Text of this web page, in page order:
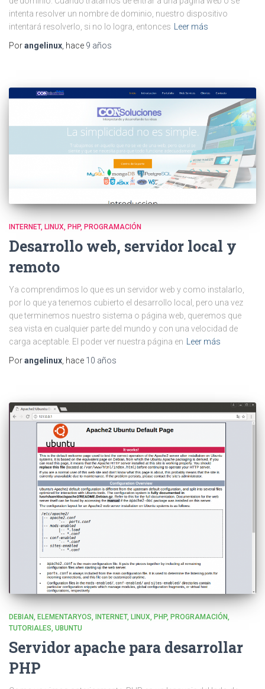
intenta resolver un nombre de dominio, nuestro dispositivo
intentará resolverlo, si no lo logra, entonces
Leer más
Porangelinux , hace 9 años
INTERNET LINUX PHP PROGRAMACIÓN
Desarrollo web, servidor local y
remoto
Ya comprendimos lo que es un servidor web y como instalarlo,
por lo que ya tenemos cubierto el desarrollo local, pero una vez
que terminemos nuestro sistema o página web, queremos que
sea vista en cualquier parte del mundo y con una velocidad de
carga aceptable. El poder ver nuestra página en Leer más
Porangelinux, hace 10 años
DEBIAN ELEMENTARYOS INTERNET LINUX PHP PROGRAMACIÓN
TUTORIALES UBUNTU
Servidor apache para desarrollar
PHP